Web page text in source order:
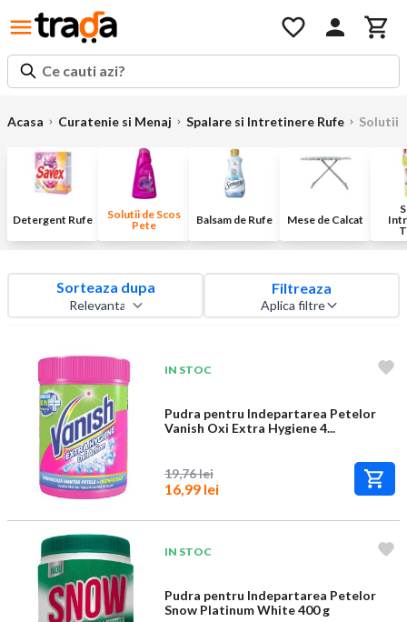
Ce cauti azi?
Acasa Curatenie si Menaj Spalare si Intretinere Rufe Solutii
Detergent Rufe
Solutii de Scos
Pete
Balsam de Rufe Mese de Calcat
Sorteaza dupa Filtreaza
Aplica filtre
IN STOC
Pudra pentru Indepartarea Petelor
Vanish Oxi Extra Hygiene 4...
19,76 lei
16,99 lei
IN STOC
Pudra pentru Indepartarea Petelor
Snow Platinum White 400 g